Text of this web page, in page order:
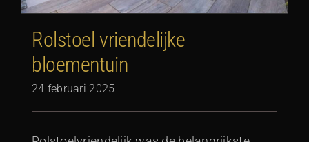
Rolstoel vriendelijke
bloementuin
24 februari 2025